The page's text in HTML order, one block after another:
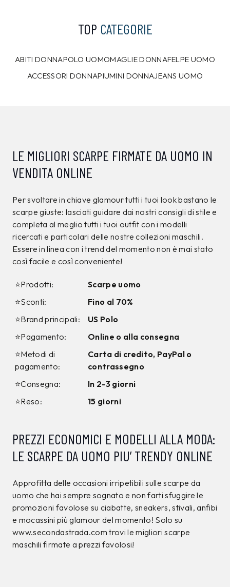
TOP CATEGORIE
ABITI DONNAPOLO UOMOMAGLIE DONNAFELPE UOMO
ACCESSORI DONNAPIUMINI DONNAJEANS UOMO
LE MIGLIORI SCARPE FIRMATE DA UOMO IN
VENDITA ONLINE
Per svoltare in chiave glamour tutti i tuoi look bastano le
scarpe giuste: lasciati guidare dai nostri consigli di stile e
completa al meglio tutti i tuoi outfit con i modelli
ricercati e particolari delle nostre collezioni maschili.
Essere in linea con i trend del momento non è mai stato
così facile e così conveniente!
⭐Prodotti:
Scarpe uomo
⭐Sconti:
Fino al 70%
⭐Brand principali:
US Polo
⭐Pagamento:
Online o alla consegna
⭐Metodi di
pagamento:
Carta di credito, PayPal o
contrassegno
⭐Consegna:
In 2-3 giorni
⭐Reso:
15 giorni
PREZZI ECONOMICI E MODELLI ALLA MODA:
LE SCARPE DA UOMO PIU’ TRENDY ONLINE
Approfitta delle occasioni irripetibili sulle scarpe da
uomo che hai sempre sognato e non farti sfuggire le
promozioni favolose su ciabatte, sneakers, stivali, anfibi
e mocassini più glamour del momento! Solo su
www.secondastrada.com trovi le migliori scarpe
maschili firmate a prezzi favolosi!